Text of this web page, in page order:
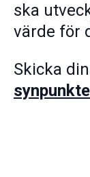
ska
värde för
Skicka